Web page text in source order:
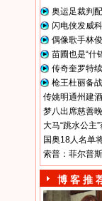
奥运足裁判
闪电侠发威
偶像歌手林
苗圃也是“什
传奇奎罗特
枪王杜丽备
传姚明通州建
梦八出席慈善
大马“跳水公主
国奥18人名单
索普：菲尔普
博 客 推